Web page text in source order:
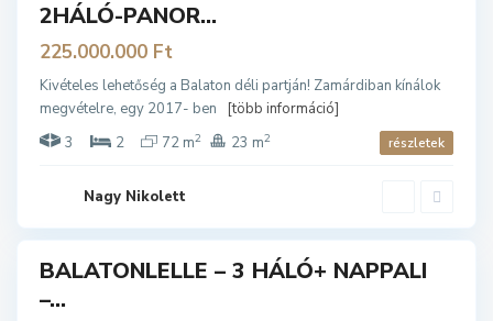
2HÁLÓ-PANOR...
225.000.000 Ft
Kivételes lehetőség a Balaton déli partján! Zamárdiban kínálok
megvételre, egy 2017- ben [több információ]
3
2 72 m2 23 m2 részletek
Nagy Nikolett
A
L
A
O
N
E
BALATONLELLE – 3 HÁLÓ+ NAPPALI
–...
Z